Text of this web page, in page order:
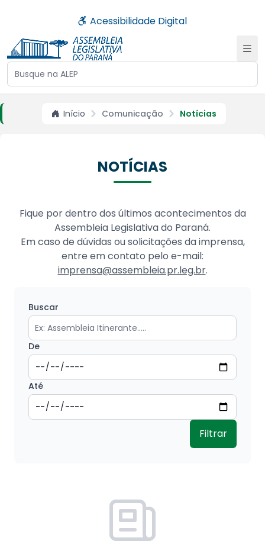
Acessibilidade Digital
Buscar no site da ALEP
Início Comunicação Notícias
NOTÍCIAS
Fique por dentro dos últimos acontecimentos da
Assembleia Legislativa do Paraná.
Em caso de dúvidas ou solicitações da imprensa,
entre em contato pelo e-mail:
imprensa@assembleia.pr.leg.br.
Buscar
De
Até
Filtrar